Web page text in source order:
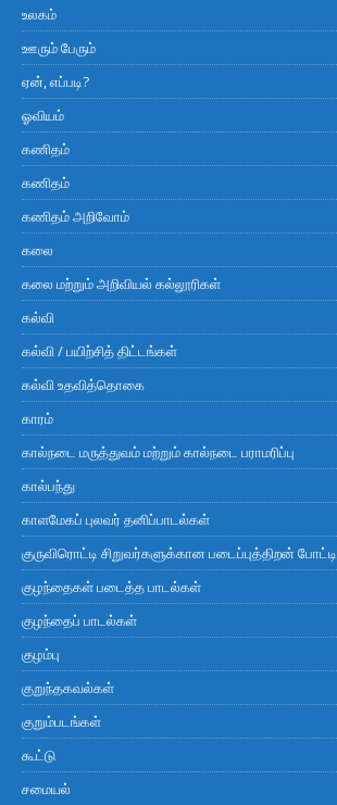
உலகம்
ஊரும் பேரும்
ஏன், எப்படி?
ஓவியம்
கணிதம்
கணிதம்
கணிதம் அறிவோம்
கலை
கலை மற்றும் அறிவியல் கல்லூரிகள்
கல்வி
கல்வி / பயிற்சித் திட்டங்கள்
கல்வி உதவித்தொகை
காரம்
கால்நடை மருத்துவம் மற்றும் கால்நடை பராமரிப்பு
கால்பந்து
காளமேகப் புலவர் தனிப்பாடல்கள்
குருவிரொட்டி சிறுவர்களுக்கான படைப்புத்திறன் போட்டி
குழந்தைகள் படைத்த பாடல்கள்
குழந்தைப் பாடல்கள்
குழம்பு
குறுந்தகவல்கள்
குறும்படங்கள்
கூட்டு
சமையல்